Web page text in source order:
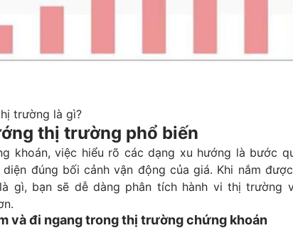
trường là gì?
thị trường phổ biến
khoán, việc hiểu rõ các dạng xu hướng là bước
đúng bối cảnh vận động của giá. Khi nắm
gì, bạn sẽ dễ dàng phân tích hành vi thị trường
và đi ngang trong thị trường chứng khoán